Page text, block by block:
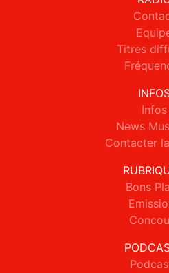
Titres
Infos
News
Contacter
Bons